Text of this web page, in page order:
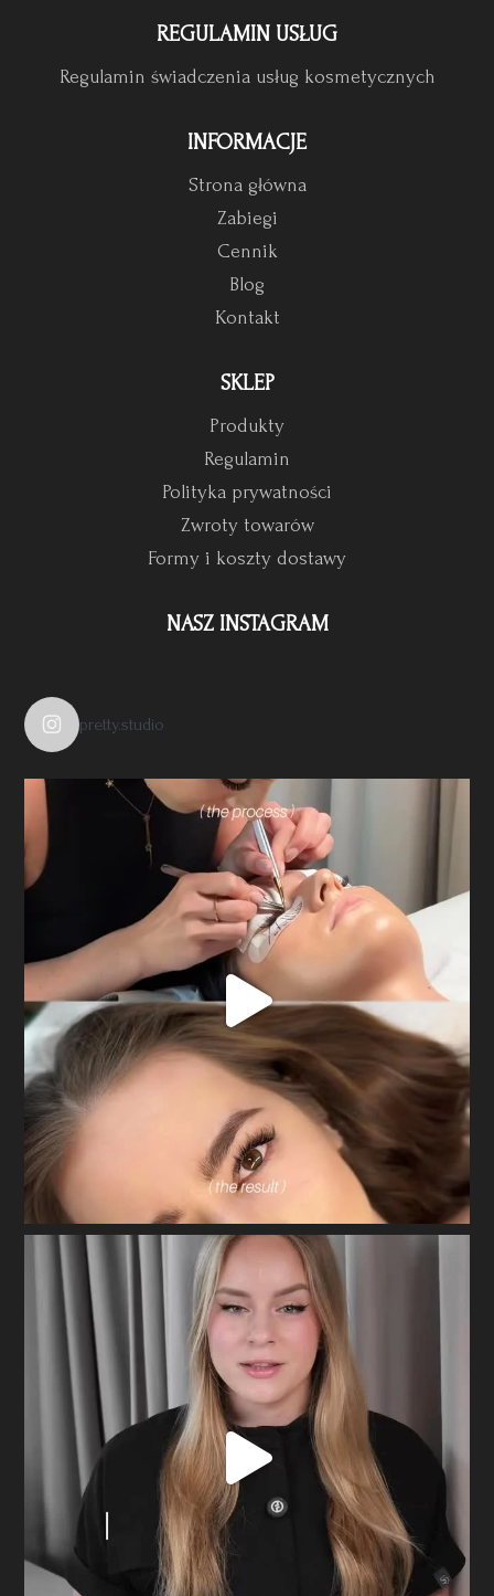
REGULAMIN USŁUG
Regulamin świadczenia usług kosmetycznych
INFORMACJE
Strona główna
Zabiegi
Cennik
Blog
Kontakt
SKLEP
Produkty
Regulamin
Polityka prywatności
Zwroty towarów
Formy i koszty dostawy
NASZ INSTAGRAM
pretty.studio